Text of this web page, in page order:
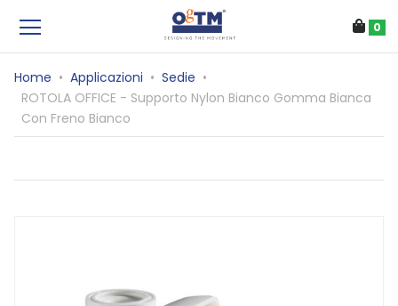
0
Home • Applicazioni • Sedie •
ROTOLA OFFICE - Supporto Nylon Bianco Gomma Bianca
Con Freno Bianco